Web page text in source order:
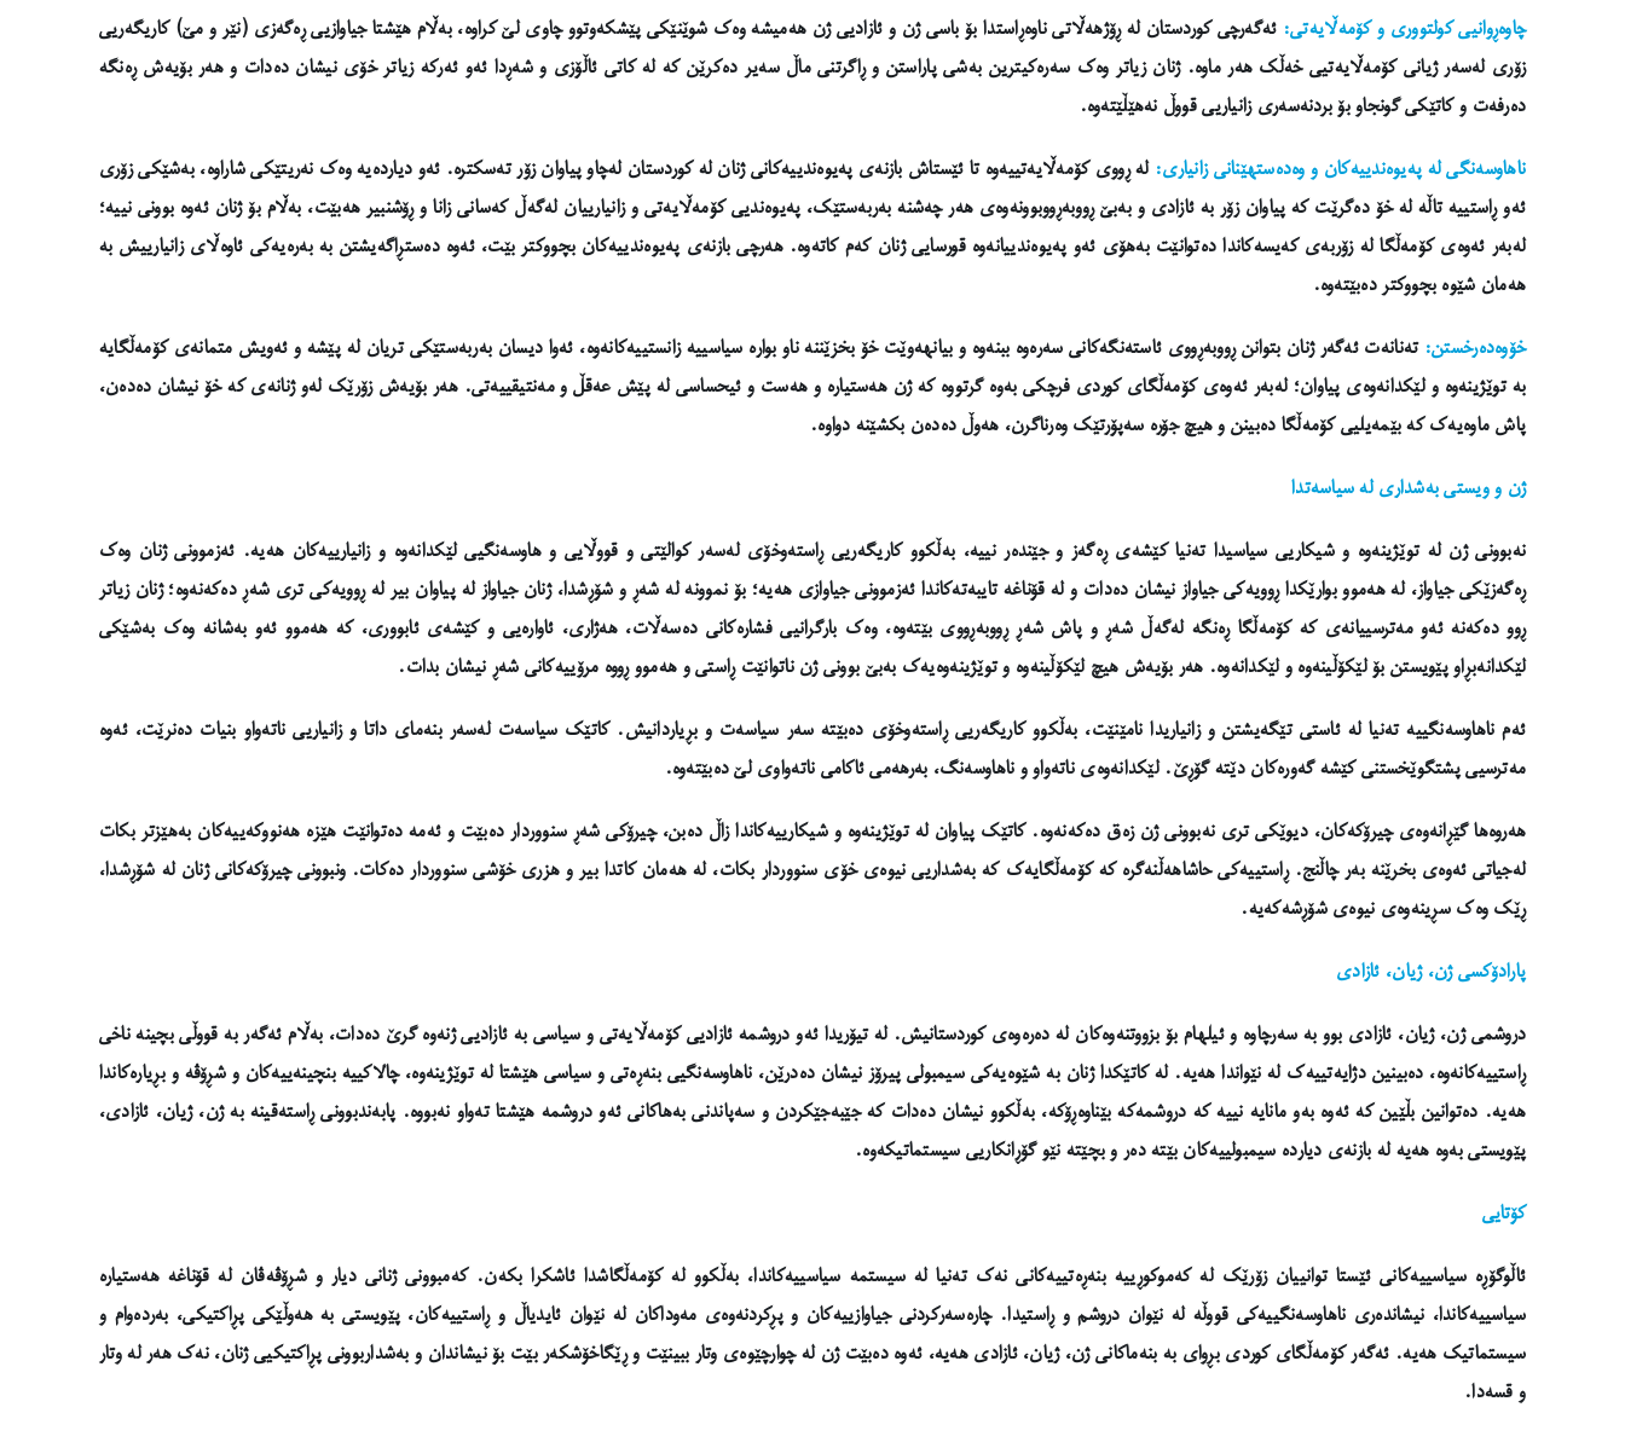
چاوەڕوانیی کولتووری و کۆمەڵایەتی: ئەگەرچی کوردستان لە ڕۆژهەڵاتی ناوەڕاستدا بۆ باسی ژن و ئازادیی ژن هەمیشە وەک شوێنێکی پێشکەوتوو چاوی لێ کراوە، بەڵام هێشتا جیاوازیی ڕەگەزی (نێر و مێ) کاریگەریی
زۆری لەسەر ژیانی کۆمەڵایەتیی خەڵک هەر ماوە. ژنان زیاتر وەک سەرەکیترین بەشی پاراستن و ڕاگرتنی ماڵ سەیر دەکرێن کە لە کاتی ئاڵۆزی و شەڕدا ئەو ئەرکە زیاتر خۆی نیشان دەدات و هەر بۆیەش ڕەنگە
دەرفەت و کاتێکی گونجاو بۆ بردنەسەری زانیاریی قووڵ نەهێڵێتەوە.
ناهاوسەنگی لە پەیوەندییەکان و وەدەستهێنانی زانیاری:لە ڕووی کۆمەڵایەتییەوە تا ئێستاش بازنەی پەیوەندییەکانی ژنان لە کوردستان لەچاو پیاوان زۆر تەسکترە. ئەو دیاردەیە وەک نەریتێکی شاراوە، بەشێکی زۆری
ئەو ڕاستییە تاڵە لە خۆ دەگرێت کە پیاوان زۆر بە ئازادی و بەبێ ڕووبەڕووبوونەوەی هەر چەشنە بەربەستێک، پەیوەندیی کۆمەڵایەتی و زانیارییان لەگەڵ کەسانی زانا و ڕۆشنبیر هەبێت، بەڵام بۆ ژنان ئەوە بوونی نییە؛
لەبەر ئەوەی کۆمەڵگا لە زۆربەی کەیسەکاندا دەتوانێت بەهۆی ئەو پەیوەندییانەوە قورسایی ژنان کەم کاتەوە. هەرچی بازنەی پەیوەندییەکان بچووکتر بێت، ئەوە دەستڕاگەیشتن بە بەرەیەکی ئاوەڵای زانیارییش بە
هەمان شێوە بچووکتر دەبێتەوە.
خۆوەدەرخستن: تەنانەت ئەگەر ژنان بتوانن ڕووبەڕووی ئاستەنگەکانی سەرەوە ببنەوە و بیانهەوێت خۆ بخزێننە ناو بوارە سیاسییە زانستییەکانەوە، ئەوا دیسان بەربەستێکی تریان لە پێشە و ئەویش متمانەی کۆمەڵگایە
بە توێژینەوە و لێکدانەوەی پیاوان؛ لەبەر ئەوەی کۆمەڵگای کوردی فرچکی بەوە گرتووە کە ژن هەستیارە و هەست و ئیحساسی لە پێش عەقڵ و مەنتیقییەتی. هەر بۆیەش زۆرێک لەو ژنانەی کە خۆ نیشان دەدەن،
پاش ماوەیەک کە بێمەیلیی کۆمەڵگا دەبینن و هیچ جۆرە سەپۆرتێک وەرناگرن، هەوڵ دەدەن بکشێنە دواوە.
ژن و ویستی بەشداری لە سیاسەتدا
نەبوونی ژن لە توێژینەوە و شیکاریی سیاسیدا تەنیا کێشەی ڕەگەز و جێندەر نییە، بەڵکوو کاریگەریی ڕاستەوخۆی لەسەر کوالێتی و قووڵایی و هاوسەنگیی لێکدانەوە و زانیارییەکان هەیە. ئەزموونی ژنان وەک
ڕەگەزێکی جیاواز، لە هەموو بوارێکدا ڕوویەکی جیاواز نیشان دەدات و لە قۆناغە تایبەتەکاندا ئەزموونی جیاوازی هەیە؛ بۆ نموونە لە شەڕ و شۆڕشدا، ژنان جیاواز لە پیاوان بیر لە ڕوویەکی تری شەڕ دەکەنەوە؛ ژنان زیاتر
ڕوو دەکەنە ئەو مەترسییانەی کە کۆمەڵگا ڕەنگە لەگەڵ شەڕ و پاش شەڕ ڕووبەڕووی بێتەوە، وەک بارگرانیی فشارەکانی دەسەڵات، هەژاری، ئاوارەیی و کێشەی ئابووری، کە هەموو ئەو بەشانە وەک بەشێکی
لێکدانەبڕاو پێویستن بۆ لێکۆڵینەوە و لێکدانەوە. هەر بۆیەش هیچ لێکۆڵینەوە و توێژینەوەیەک بەبێ بوونی ژن ناتوانێت ڕاستی و هەموو ڕووە مرۆییەکانی شەڕ نیشان بدات.
ئەم ناهاوسەنگییە تەنیا لە ئاستی تێگەیشتن و زانیاریدا نامێنێت، بەڵکوو کاریگەریی ڕاستەوخۆی دەبێتە سەر سیاسەت و بڕیاردانیش. کاتێک سیاسەت لەسەر بنەمای داتا و زانیاریی ناتەواو بنیات دەنرێت، ئەوە
مەترسیی پشتگوێخستنی کێشە گەورەکان دێتە گۆڕێ. لێکدانەوەی ناتەواو و ناهاوسەنگ، بەرهەمی ئاکامی ناتەواوی لێ دەبێتەوە.
هەروەها گێڕانەوەی چیرۆکەکان، دیوێکی تری نەبوونی ژن زەق دەکەنەوە. کاتێک پیاوان لە توێژینەوە و شیکارییەکاندا زاڵ دەبن، چیرۆکی شەڕ سنووردار دەبێت و ئەمە دەتوانێت هێزە هەنووکەییەکان بەهێزتر بکات
لەجیاتی ئەوەی بخرێنە بەر چاڵنج. ڕاستییەکی حاشاهەڵنەگرە کە کۆمەڵگایەک کە بەشداریی نیوەی خۆی سنووردار بکات، لە هەمان کاتدا بیر و هزری خۆشی سنووردار دەکات. ونبوونی چیرۆکەکانی ژنان لە شۆڕشدا،
ڕێک وەک سڕینەوەی نیوەی شۆڕشەکەیە.
پارادۆکسی ژن، ژیان، ئازادی
دروشمی ژن، ژیان، ئازادی بوو بە سەرچاوە و ئیلهام بۆ بزووتنەوەکان لە دەرەوەی کوردستانیش. لە تیۆریدا ئەو دروشمە ئازادیی کۆمەڵایەتی و سیاسی بە ئازادیی ژنەوە گرێ دەدات، بەڵام ئەگەر بە قووڵی بچینە ناخی
ڕاستییەکانەوە، دەبینین دژایەتییەک لە نێواندا هەیە. لە کاتێکدا ژنان بە شێوەیەکی سیمبولی پیرۆز نیشان دەدرێن، ناهاوسەنگیی بنەڕەتی و سیاسی هێشتا لە توێژینەوە، چالاکییە بنچینەییەکان و شڕۆڤە و بڕیارەکاندا
هەیە. دەتوانین بڵێین کە ئەوە بەو مانایە نییە کە دروشمەکە بێناوەڕۆکە، بەڵکوو نیشان دەدات کە جێبەجێکردن و سەپاندنی بەهاکانی ئەو دروشمە هێشتا تەواو نەبووە. پابەندبوونی ڕاستەقینە بە ژن، ژیان، ئازادی،
پێویستی بەوە هەیە لە بازنەی دیاردە سیمبولییەکان بێتە دەر و بچێتە نێو گۆڕانکاریی سیستماتیکەوە.
کۆتایی
ئاڵوگۆڕە سیاسییەکانی ئێستا توانییان زۆرێک لە کەموکوڕییە بنەڕەتییەکانی نەک تەنیا لە سیستمە سیاسییەکاندا، بەڵکوو لە کۆمەڵگاشدا ئاشکرا بکەن. کەمبوونی ژنانی دیار و شڕۆڤەڤان لە قۆناغە هەستیارە
سیاسییەکاندا، نیشاندەری ناهاوسەنگییەکی قووڵە لە نێوان دروشم و ڕاستیدا. چارەسەرکردنی جیاوازییەکان و پڕکردنەوەی مەوداکان لە نێوان ئایدیاڵ و ڕاستییەکان، پێویستی بە هەوڵێکی پڕاکتیکی، بەردەوام و
سیستماتیک هەیە. ئەگەر کۆمەڵگای کوردی بڕوای بە بنەماکانی ژن، ژیان، ئازادی هەیە، ئەوە دەبێت ژن لە چوارچێوەی وتار ببینێت و ڕێگاخۆشکەر بێت بۆ نیشاندان و بەشداربوونی پڕاکتیکیی ژنان، نەک هەر لە وتار
و قسەدا.